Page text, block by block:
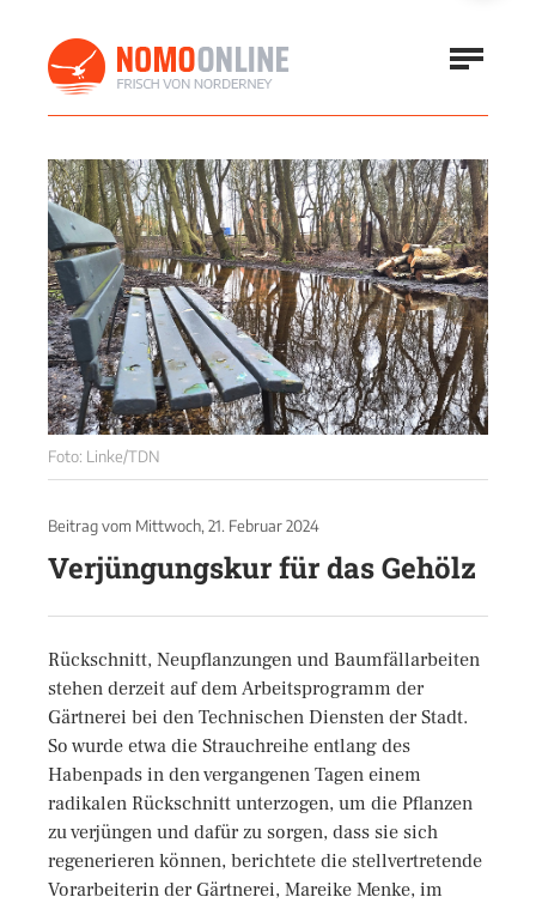
Foto: Linke/TDN
Beitrag vom Mittwoch, 21. Februar 2024
Verjüngungskur für das Gehölz
Rückschnitt, Neupflanzungen und Baumfällarbeiten
stehen derzeit auf dem Arbeitsprogramm der
Gärtnerei bei den Technischen Diensten der Stadt.
So wurde etwa die Strauchreihe entlang des
Habenpads in den vergangenen Tagen einem
radikalen Rückschnitt unterzogen, um die Pflanzen
zu verjüngen und dafür zu sorgen, dass sie sich
regenerieren können, berichtete die stellvertretende
Vorarbeiterin der Gärtnerei, Mareike Menke, im